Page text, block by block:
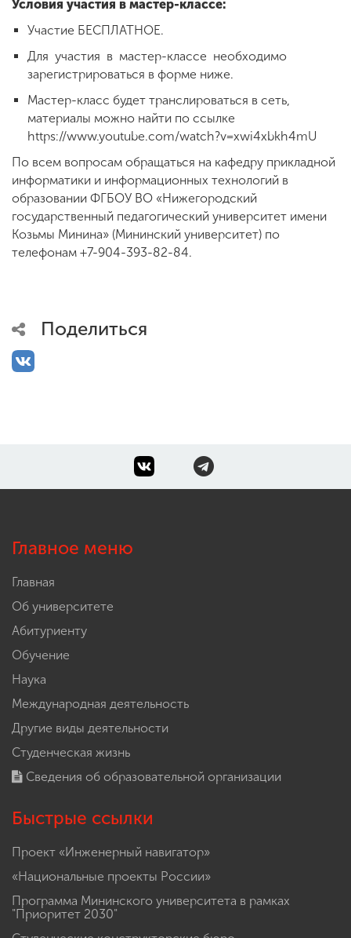
Приемная
комиссия
Условия участия в мастер-классе:
Участие БЕСПЛАТНОЕ.
Для участия в мастер-классе необходимо
зарегистрироваться в форме ниже.
Мастер-класс будет транслироваться в сеть,
материалы можно найти по ссылке
https://www.youtube.com/watch?v=xwi4xbkh4mU
По всем вопросам обращаться на кафедру прикладной
информатики и информационных технологий в
образовании ФГБОУ ВО «Нижегородский
государственный педагогический университет имени
Козьмы Минина» (Мининский университет) по
телефонам +7-904-393-82-84.
Поделиться
Главное меню
Главная
Об университете
Абитуриенту
Обучение
Наука
Международная деятельность
Другие виды деятельности
Студенческая жизнь
Сведения об образовательной организации
Быстрые ссылки
Проект «Инженерный навигатор»
«Национальные проекты России»
Программа Мининского университета в рамках
"Приоритет 2030"